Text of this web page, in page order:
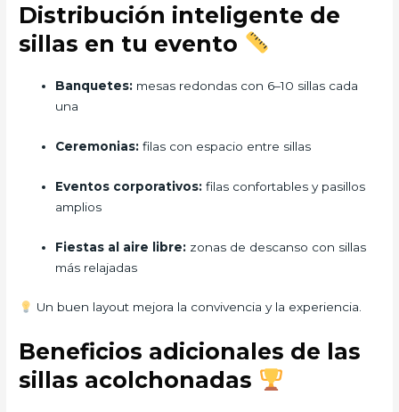
Distribución inteligente de
sillas en tu evento
Banquetes: mesas redondas con 6–10 sillas cada
una
Ceremonias: filas con espacio entre sillas
Eventos corporativos: filas confortables y pasillos
amplios
Fiestas al aire libre: zonas de descanso con sillas
más relajadas
Un buen layout mejora la convivencia y la experiencia.
Beneficios adicionales de las
sillas acolchonadas